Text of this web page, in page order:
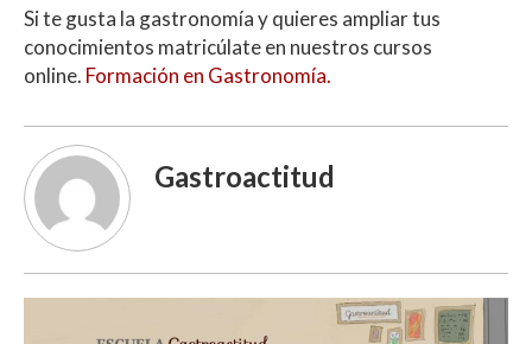
Si te gusta la gastronomía y quieres ampliar tus
conocimientos matricúlate en nuestros cursos
online. Formación en Gastronomía.
Gastroactitud